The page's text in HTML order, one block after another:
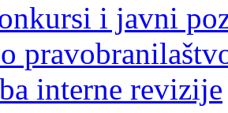
i javni
interne revizije